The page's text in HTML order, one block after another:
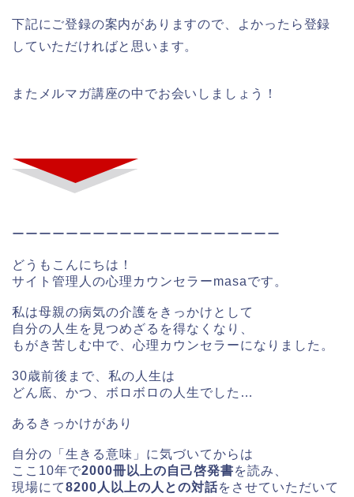
下記にご登録の案内がありますので、よかったら登録
していただければと思います。
またメルマガ講座の中でお会いしましょう！
ーーーーーーーーーーーーーーーーーーーー
どうもこんにちは！
サイト管理人の心理カウンセラーmasaです。
私は母親の病気の介護をきっかけとして
自分の人生を見つめざるを得なくなり、
もがき苦しむ中で、心理カウンセラーになりました。
30歳前後まで、私の人生は
どん底、かつ、ボロボロの人生でした…
あるきっかけがあり
自分の「生きる意味」に気づいてからは
ここ10年で2000冊以上の自己啓発書を読み、
現場にて8200人以上の人との対話をさせていただいて